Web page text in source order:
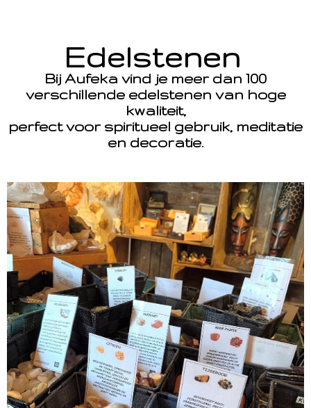
Edelstenen
Bij Aufeka vind je meer dan 100
verschillende edelstenen van hoge
kwaliteit,
perfect voor spiritueel gebruik, meditatie
en decoratie.